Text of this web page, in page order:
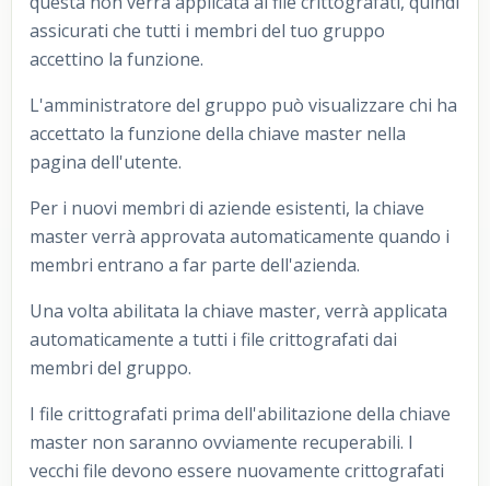
assicurati che tutti i membri del tuo gruppo
accettino la funzione.
L'amministratore del gruppo può visualizzare chi ha
accettato la funzione della chiave master nella
pagina dell'utente.
Per i nuovi membri di aziende esistenti, la chiave
master verrà approvata automaticamente quando i
membri entrano a far parte dell'azienda.
Una volta abilitata la chiave master, verrà applicata
automaticamente a tutti i file crittografati dai
membri del gruppo.
I file crittografati prima dell'abilitazione della chiave
master non saranno ovviamente recuperabili. I
vecchi file devono essere nuovamente crittografati